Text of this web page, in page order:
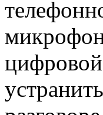
цифровой